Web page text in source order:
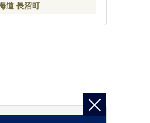
道 長沼町